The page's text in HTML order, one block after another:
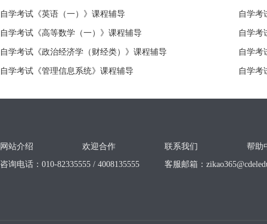
自学考试《英语（一）》课程辅导 自学考
自学考试《高等数学（一）》课程辅导 自学考
自学考试《政治经济学（财经类）》课程辅导 自学考
自学考试《管理信息系统》课程辅导 自学考
网站介绍 欢迎合作 联系我们
帮助
咨询电话：010-82335555 / 4008135555
客服邮箱：